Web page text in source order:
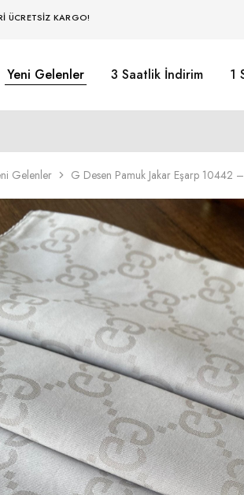
ÜCRETSİZ KARGO!
Yeni Gelenler 3 Saatlik İndirim 1
Gelenler G Desen Pamuk Jakar Eşarp 10442 –